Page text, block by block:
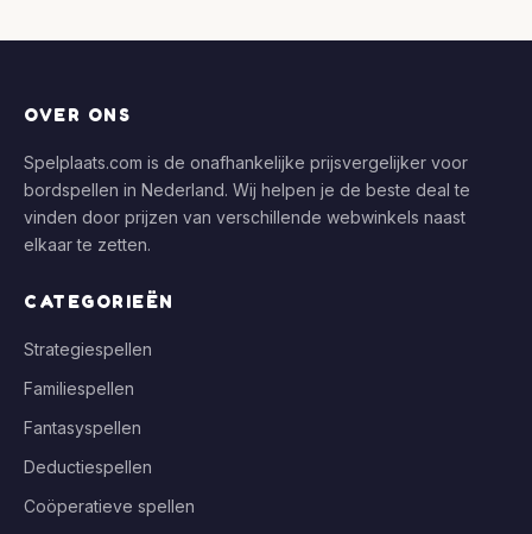
OVER ONS
Spelplaats.com is de onafhankelijke prijsvergelijker voor
bordspellen in Nederland. Wij helpen je de beste deal te
vinden door prijzen van verschillende webwinkels naast
elkaar te zetten.
CATEGORIEËN
Strategiespellen
Familiespellen
Fantasyspellen
Deductiespellen
Coöperatieve spellen